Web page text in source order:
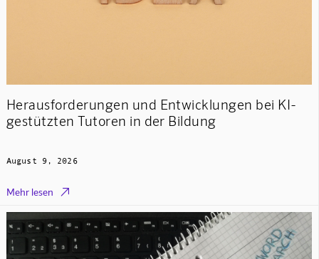
Herausforderungen und Entwicklungen bei KI-
gestützten Tutoren in der Bildung
August 9, 2026
Mehr lesen 